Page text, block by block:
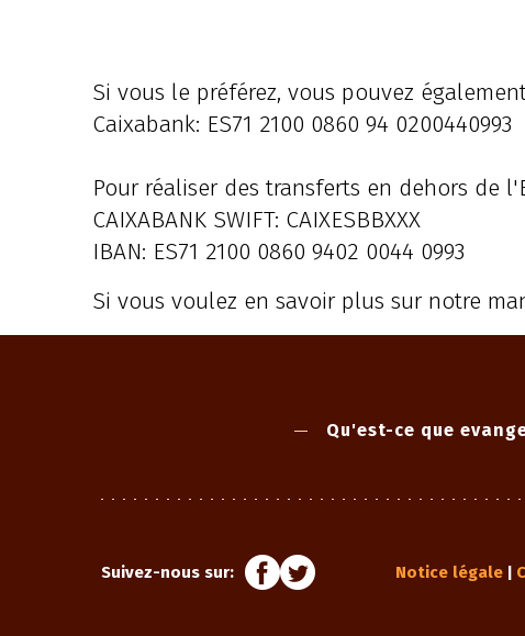
Si vous le préférez, vous pouvez
Caixabank: ES71 2100 0860 94 0200440993
Pour réaliser des transferts en dehors de
CAIXABANK SWIFT: CAIXESBBXXX
IBAN: ES71 2100 0860 9402 0044 0993
Si vous voulez en savoir plus sur notre
Qu'est-ce que
Suivez-nous sur: Notice légale|